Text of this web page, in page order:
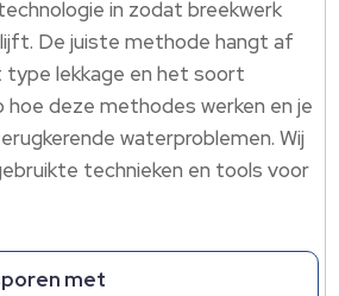
in zodat breekwerk
De juiste methode hangt af
type lekkage en het soort
deze methodes werken en je
waterproblemen. Wij
technieken en tools voor
met